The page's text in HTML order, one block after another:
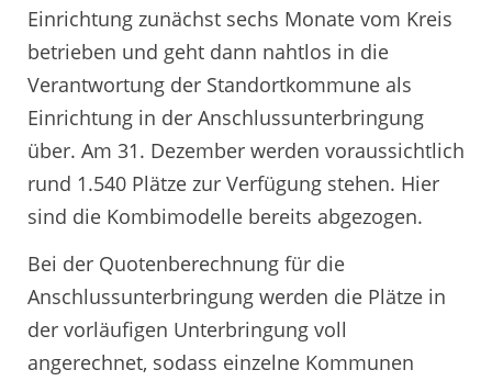
Einrichtung zunächst sechs Monate vom Kreis
betrieben und geht dann nahtlos in die
Verantwortung der Standortkommune als
Einrichtung in der Anschlussunterbringung
über. Am 31. Dezember werden voraussichtlich
rund 1.540 Plätze zur Verfügung stehen. Hier
sind die Kombimodelle bereits abgezogen.
Bei der Quotenberechnung für die
Anschlussunterbringung werden die Plätze in
der vorläufigen Unterbringung voll
angerechnet, sodass einzelne Kommunen